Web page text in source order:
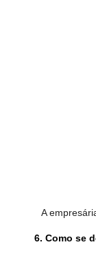
A
6. Como se